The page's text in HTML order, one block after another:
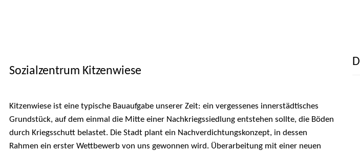
Sozialzentrum Kitzenwiese
Kitzenwiese ist eine typische Bauaufgabe unserer Zeit: ein vergessenes innerstädtisches
Grundstück, auf dem einmal die Mitte einer Nachkriegssiedlung entstehen sollte, die Böden
durch Kriegsschutt belastet. Die Stadt plant ein Nachverdichtungskonzept, in dessen
Rahmen ein erster Wettbewerb von uns gewonnen wird. Überarbeitung mit einer neuen